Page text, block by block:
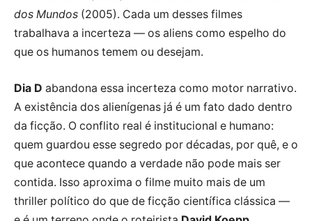
dos Mundos (2005). Cada um desses filmes
trabalhava a incerteza — os aliens como espelho do
que os humanos temem ou desejam.
Dia D abandona essa incerteza como motor narrativo.
A existência dos alienígenas já é um fato dado dentro
da ficção. O conflito real é institucional e humano:
quem guardou esse segredo por décadas, por quê, e o
que acontece quando a verdade não pode mais ser
contida. Isso aproxima o filme muito mais de um
thriller político do que de ficção científica clássica —